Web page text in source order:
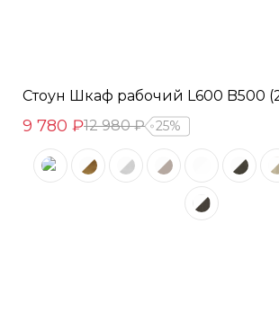
Стоун Шкаф рабочий L600 B500
9 780 ₽12 980 ₽ 25%